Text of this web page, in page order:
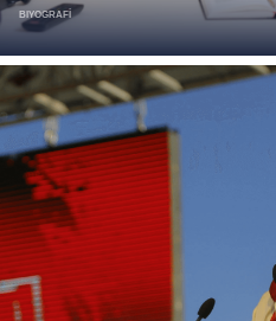
BIYOGRAFİ
Daha Fazla